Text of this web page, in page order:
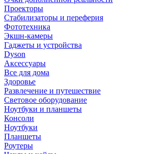
Проекторы
Стабилизаторы и переферия
Фототехника
Экшн-камеры
Гаджеты и устройства
Dyson
Аксессуары
Все для дома
Здоровье
Развлечение и путешествие
Световое оборудование
Ноутбуки и планшеты
Консоли
Ноутбуки
Планшеты
Роутеры